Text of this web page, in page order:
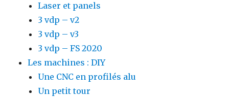
Laser et panels
3 vdp – v2
3 vdp – v3
3 vdp – FS 2020
Les machines : DIY
Une CNC en profilés alu
Un petit tour